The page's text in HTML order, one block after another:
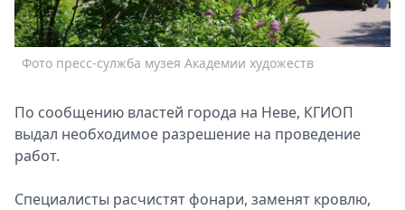
Звезды
Выборы
2026
Metro
Фото пресс-сулжба музея Академии художеств
По сообщению властей города на Неве, КГИОП
выдал необходимое разрешение на проведение
работ.
Специалисты расчистят фонари, заменят кровлю,